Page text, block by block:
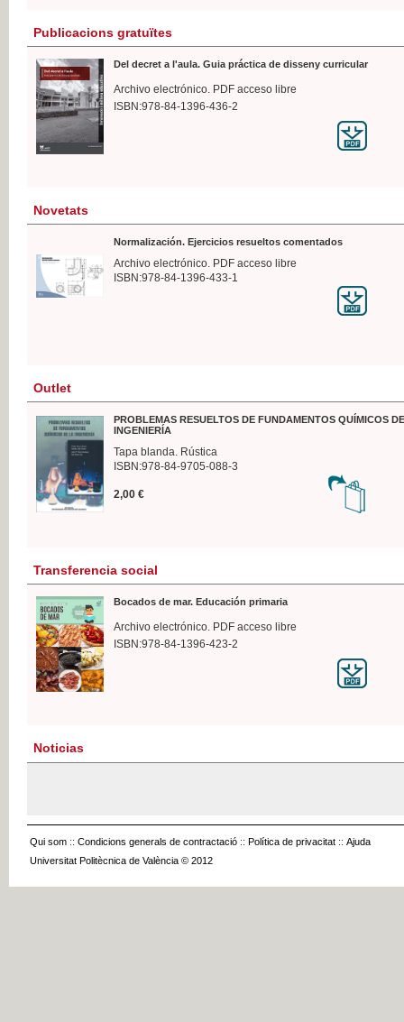
Publicacions gratuïtes
Del decret a l'aula. Guia práctica de disseny curricular
Archivo electrónico. PDF acceso libre
ISBN:978-84-1396-436-2
Novetats
Normalización. Ejercicios resueltos comentados
Archivo electrónico. PDF acceso libre
ISBN:978-84-1396-433-1
Outlet
PROBLEMAS RESUELTOS DE FUNDAMENTOS QUÍMICOS
INGENIERÍA
Tapa blanda. Rústica
ISBN:978-84-9705-088-3
2,00 €
Transferencia social
Bocados de mar. Educación primaria
Archivo electrónico. PDF acceso libre
ISBN:978-84-1396-423-2
Noticias
Qui som :: Condicions generals de contractació :: Política de privacitat :: Ajuda
Universitat Politècnica de València © 2012